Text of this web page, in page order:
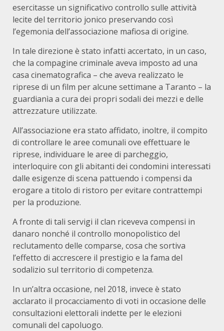
esercitasse un significativo controllo sulle attività
lecite del territorio jonico preservando così
l’egemonia dell’associazione mafiosa di origine.
In tale direzione è stato infatti accertato, in un caso,
che la compagine criminale aveva imposto ad una
casa cinematografica – che aveva realizzato le
riprese di un film per alcune settimane a Taranto – la
guardianìa a cura dei propri sodali dei mezzi e delle
attrezzature utilizzate.
All’associazione era stato affidato, inoltre, il compito
di controllare le aree comunali ove effettuare le
riprese, individuare le aree di parcheggio,
interloquire con gli abitanti dei condomini interessati
dalle esigenze di scena pattuendo i compensi da
erogare a titolo di ristoro per evitare contrattempi
per la produzione.
A fronte di tali servigi il clan riceveva compensi in
danaro nonché il controllo monopolistico del
reclutamento delle comparse, cosa che sortiva
l’effetto di accrescere il prestigio e la fama del
sodalizio sul territorio di competenza.
In un’altra occasione, nel 2018, invece è stato
acclarato il procacciamento di voti in occasione delle
consultazioni elettorali indette per le elezioni
comunali del capoluogo.